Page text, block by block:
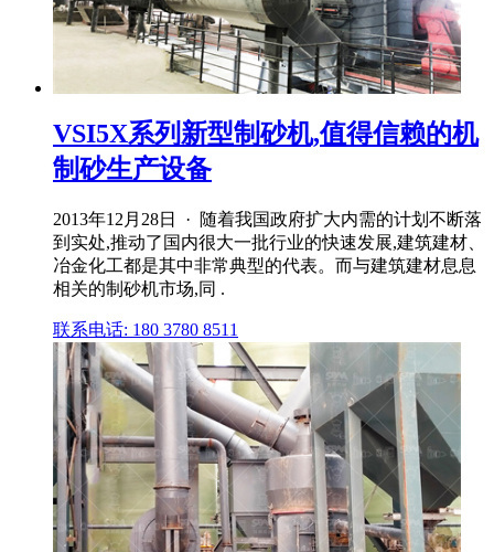
VSI5X系列新型制砂机,值得信赖的机
制砂生产设备
2013年12月28日 · 随着我国政府扩大内需的计划不断落
到实处,推动了国内很大一批行业的快速发展,建筑建材、
冶金化工都是其中非常典型的代表。而与建筑建材息息
相关的制砂机市场,同 .
联系电话: 180 3780 8511